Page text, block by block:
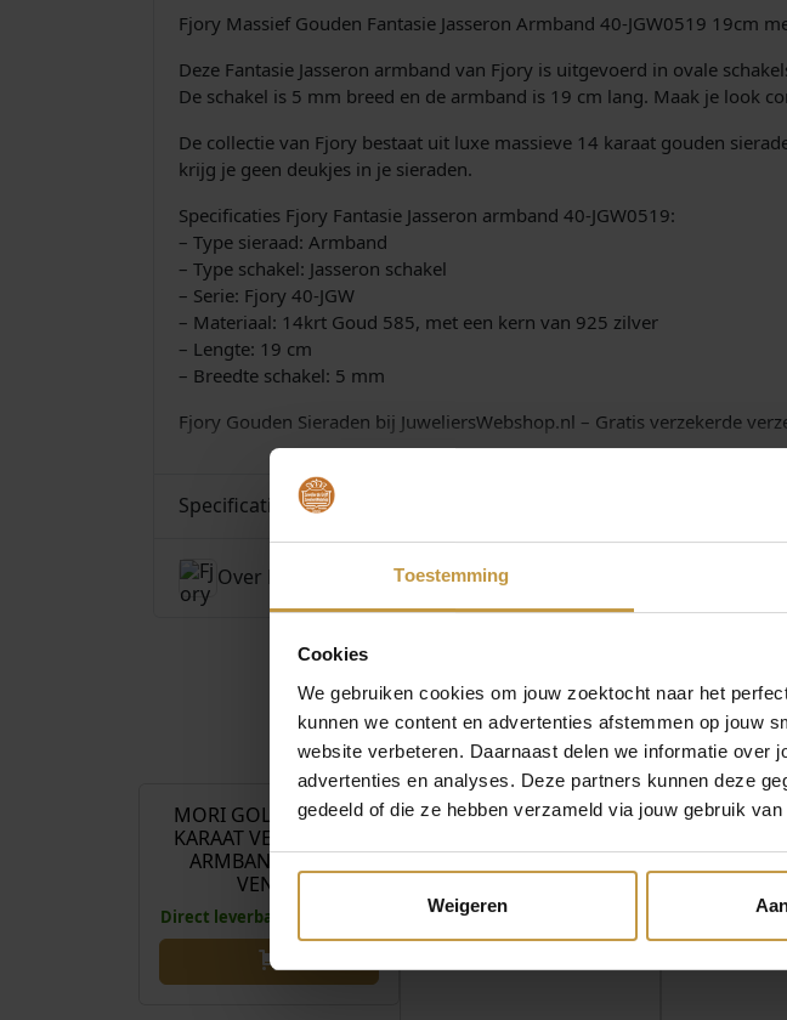
Toestemming
Cookies
We gebruiken cookies om jouw zoektocht naar het
kunnen we content en advertenties afstemmen op jouw
website verbeteren. Daarnaast delen we informatie over
advertenties en analyses. Deze partners kunnen deze
gedeeld of die ze hebben verzameld via jouw gebruik van
Weigeren
Fjory Massief Gouden Fantasie Jasseron Armband 40-JGW0519 19cm
Deze Fantasie Jasseron armband van Fjory is uitgevoerd in ovale
De schakel is 5 mm breed en de armband is 19 cm lang. Maak je look
De collectie van Fjory bestaat uit luxe massieve 14 karaat gouden
krijg je geen deukjes in je sieraden.
Specificaties Fjory Fantasie Jasseron armband 40-JGW0519:
– Type sieraad: Armband
– Type schakel: Jasseron schakel
– Serie: Fjory 40-JGW
– Materiaal: 14krt Goud 585, met een kern van 925 zilver
– Lengte: 19 cm
– Breedte schakel: 5 mm
Fjory Gouden Sieraden bij JuweliersWebshop.nl – Gratis verzekerde
Specificaties
Over Fjory
€129,00
MORI GOLD FILTÉ 14
KARAAT VENETIAANS
ARMBAND 40-GF-
VEN0…
Direct leverbaar, 1 werkdag
€155,00
MORI GOLD FILTÉ 14
ARMBAND 40-GF-
Direct leverbaar, 1 werkdag
MORI